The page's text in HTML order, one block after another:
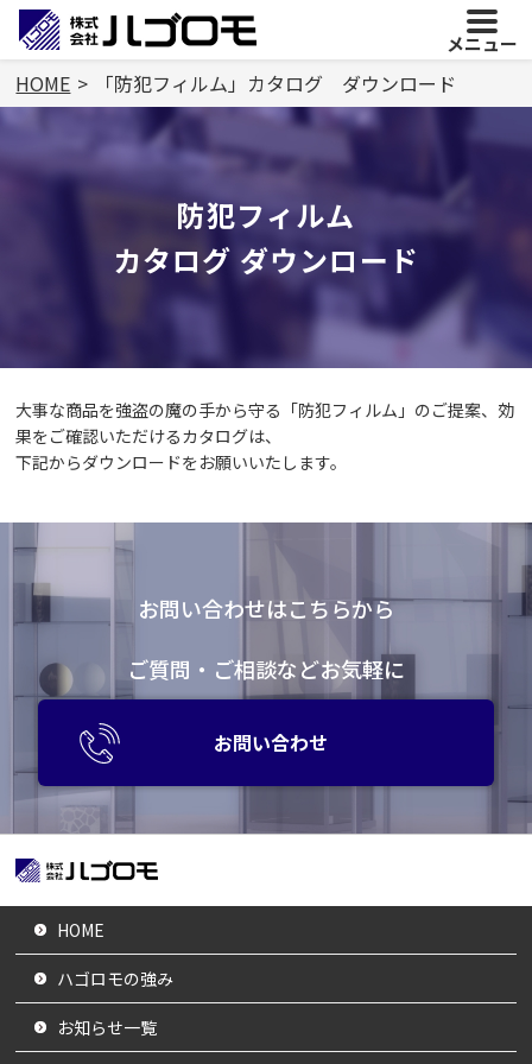
メニュー
HOME 「防犯フィルム」カタログ ダウンロード
防犯フィルム
カタログ ダウンロード
大事な商品を強盗の魔の手から守る「防犯フィルム」のご提案、効
果をご確認いただけるカタログは、
下記からダウンロードをお願いいたします。
お問い合わせはこちらから
ご質問・ご相談などお気軽に
お問い合わせ
HOME
ハゴロモの強み
お知らせ一覧